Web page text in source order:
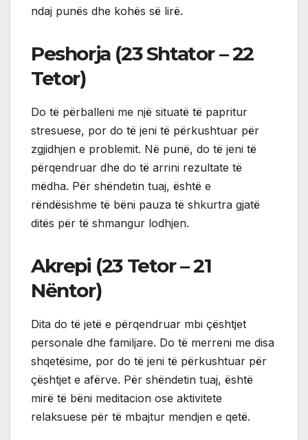
ndaj punës dhe kohës së lirë.
Peshorja (23 Shtator – 22
Tetor)
Do të përballeni me një situatë të papritur
stresuese, por do të jeni të përkushtuar për
zgjidhjen e problemit. Në punë, do të jeni të
përqendruar dhe do të arrini rezultate të
mëdha. Për shëndetin tuaj, është e
rëndësishme të bëni pauza të shkurtra gjatë
ditës për të shmangur lodhjen.
Akrepi (23 Tetor – 21
Nëntor)
Dita do të jetë e përqendruar mbi çështjet
personale dhe familjare. Do të merreni me disa
shqetësime, por do të jeni të përkushtuar për
çështjet e afërve. Për shëndetin tuaj, është
mirë të bëni meditacion ose aktivitete
relaksuese për të mbajtur mendjen e qetë.